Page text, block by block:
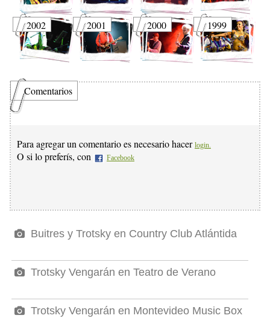
2002 2001 2000 1999
Comentarios
Para agregar un comentario es necesario hacer login.
O si lo preferís, con Facebook
Buitres y Trotsky en Country Club Atlántida
Trotsky Vengarán en Teatro de Verano
Trotsky Vengarán en Montevideo Music Box